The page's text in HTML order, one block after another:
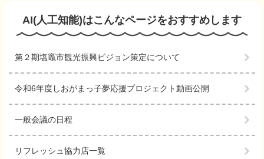
AI(人工知能)はこんなページをおすすめします
第２期塩竈市観光振興ビジョン策定について
令和6年度しおがまっ子夢応援プロジェクト動画公開
一般会議の日程
リフレッシュ協力店一覧